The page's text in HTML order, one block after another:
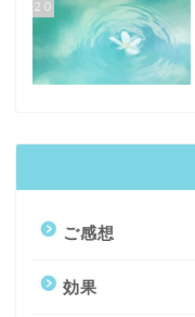
20
ご感想
効果